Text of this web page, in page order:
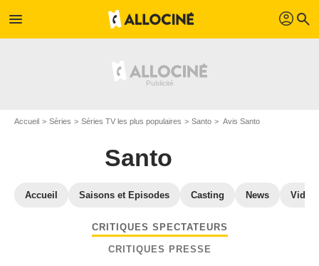
menu profil search
Accueil Séries Séries TV les plus populaires Santo Avis Santo
Santo
Accueil Saisons et Episodes Casting News
CRITIQUES SPECTATEURS
CRITIQUES PRESSE